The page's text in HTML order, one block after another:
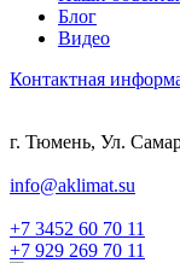
Блог
Видео
Контактная
г. Тюмень, Ул.
info@aklimat.su
+7 3452 60 70 11
+7 929 269 70 11